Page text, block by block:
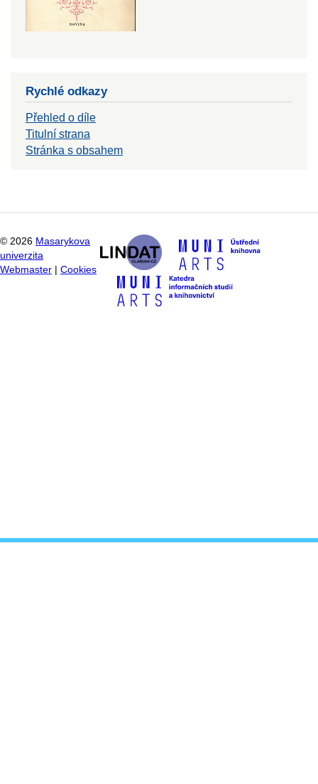
Rychlé odkazy
Přehled o díle
Titulní strana
Stránka s obsahem
© 2026 Masarykova
univerzita
Webmaster
Cookies